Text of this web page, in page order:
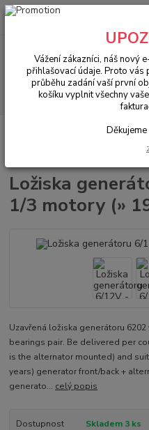
+420 602 330 329
VW Brouk Typ 1 (1938 » 03)
Ložiska
1/3 motory (»
Uzavřená ložiska generátoru
bearings pair. Be delivered per
is the alternator mounted) and
years) generator front/back +
generato... celý popis
Dostupnost Skladem 3 ks
Vážení zákazníci, náš nový
přihlašovací údaje. Proto vás
průběhu zadání vaší první
košíku vyplnit všechny